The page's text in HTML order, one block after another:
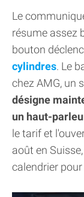
Le
résume assez
bouton
cylindres. Le
chez AMG, un
désigne
un haut-
le tarif et
août en
calendrier